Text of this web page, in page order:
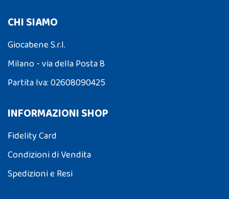
CHI SIAMO
Giocabene S.r.l.
Milano - via della Posta 8
Partita Iva: 02608090425
INFORMAZIONI SHOP
Fidelity Card
Condizioni di Vendita
Spedizioni e Resi